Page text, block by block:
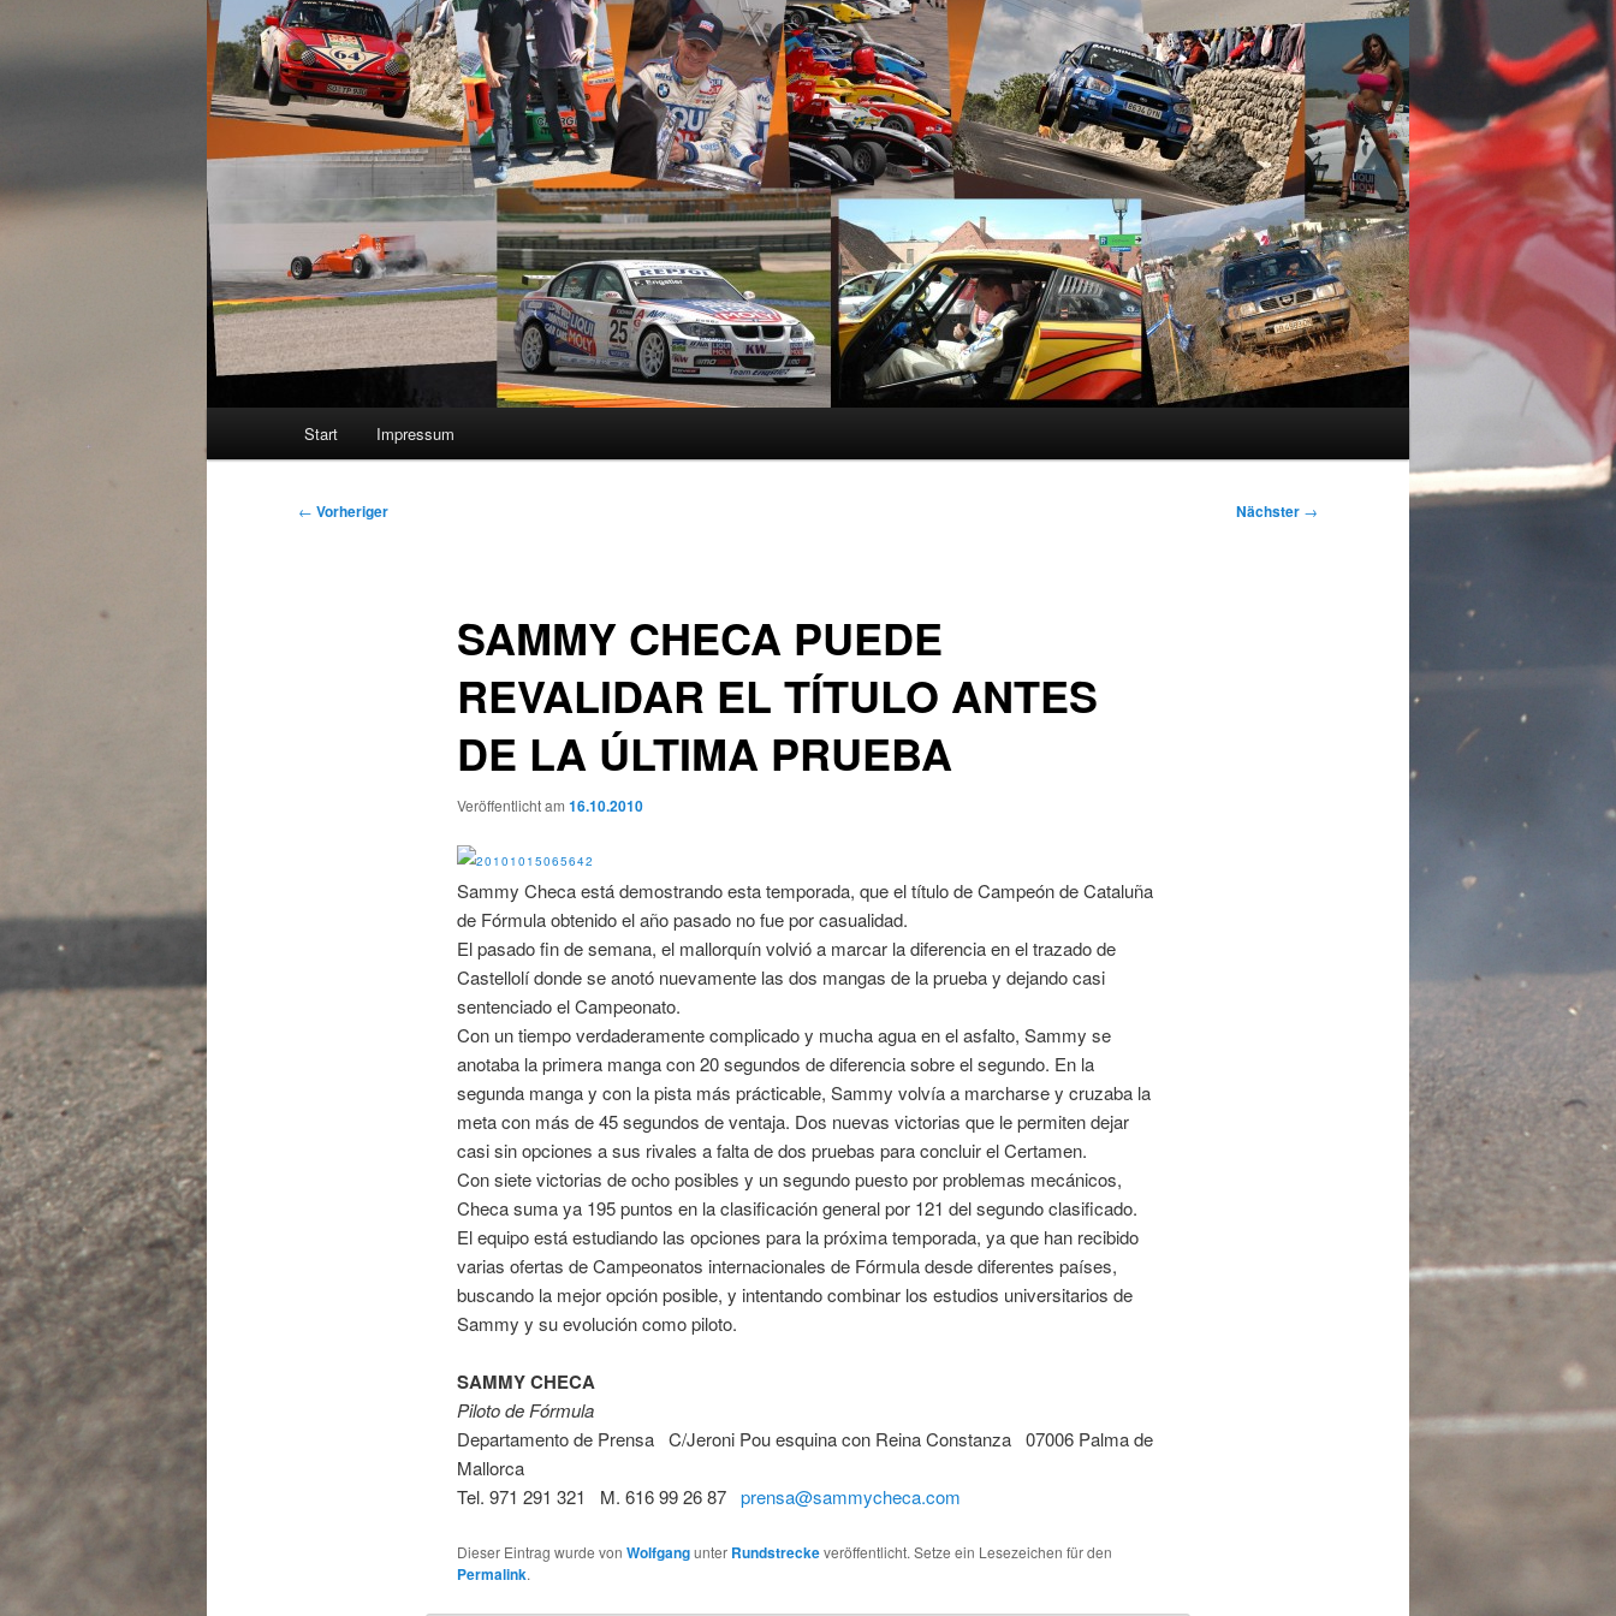
Start Impressum
Beitragsnavigation
← Vorheriger Nächster →
SAMMY CHECA PUEDE
REVALIDAR EL TÍTULO ANTES
DE LA ÚLTIMA PRUEBA
Veröffentlicht am 16.10.2010
Sammy Checa está demostrando esta temporada, que el título de Campeón de Cataluña
de Fórmula obtenido el año pasado no fue por casualidad.
El pasado fin de semana, el mallorquín volvió a marcar la diferencia en el trazado de
Castellolí donde se anotó nuevamente las dos mangas de la prueba y dejando casi
sentenciado el Campeonato.
Con un tiempo verdaderamente complicado y mucha agua en el asfalto, Sammy se
anotaba la primera manga con 20 segundos de diferencia sobre el segundo. En la
segunda manga y con la pista más prácticable, Sammy volvía a marcharse y cruzaba la
meta con más de 45 segundos de ventaja. Dos nuevas victorias que le permiten dejar
casi sin opciones a sus rivales a falta de dos pruebas para concluir el Certamen.
Con siete victorias de ocho posibles y un segundo puesto por problemas mecánicos,
Checa suma ya 195 puntos en la clasificación general por 121 del segundo clasificado.
El equipo está estudiando las opciones para la próxima temporada, ya que han recibido
varias ofertas de Campeonatos internacionales de Fórmula desde diferentes países,
buscando la mejor opción posible, y intentando combinar los estudios universitarios de
Sammy y su evolución como piloto.
SAMMY CHECA
Piloto de Fórmula
Departamento de Prensa C/Jeroni Pou esquina con Reina Constanza 07006 Palma de
Mallorca
Tel. 971 291 321 M. 616 99 26 87 prensa@sammycheca.com
Dieser Eintrag wurde von Wolfgangunter Rundstreckeveröffentlicht. Setze ein Lesezeichen für den
Permalink.